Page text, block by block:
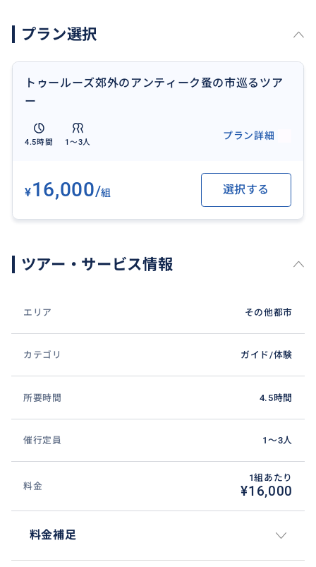
プラン選択
トゥールーズ郊外のアンティーク蚤の市巡るツア
ー
4.5時間 1〜3人
プラン詳細
¥16,000/組 選択する
ツアー・サービス情報
エリア その他都市
カテゴリ ガイド/体験
所要時間 4.5時間
催行定員 1〜3人
料金
1組あたり
¥16,000
料金補足